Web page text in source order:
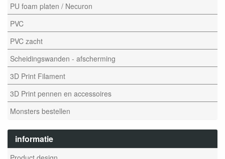
PU foam platen / Necuron
PVC
PVC zacht
Scheidingswanden - afscherming
3D Print Filament
3D Print pennen en accessoires
Monsters bestellen
informatie